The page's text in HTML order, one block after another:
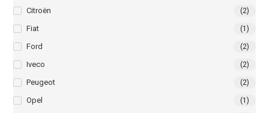
Citroën (2)
Fiat (1)
Ford (2)
Iveco (2)
Peugeot (2)
Opel (1)